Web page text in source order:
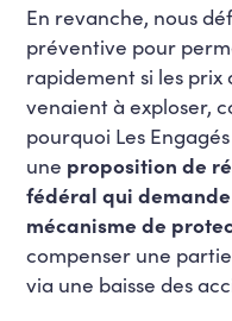
En revanche, nous
préventive pour
rapidement si les prix
venaient à exploser,
pourquoi Les
une proposition de
fédéral qui
mécanisme de
compenser une
via une baisse des